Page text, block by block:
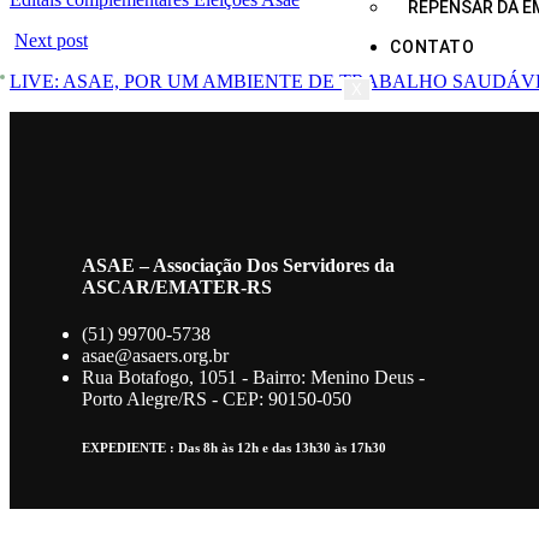
REPENSAR DA
CONTATO
Next post
LIVE: ASAE, POR UM AMBIENTE DE TRABALHO
ASAE – Associação Dos Servidores da
ASCAR/EMATER-RS
(51) 99700-5738
asae@asaers.org.br
Rua Botafogo, 1051 - Bairro: Menino Deus -
Porto Alegre/RS - CEP: 90150-050
EXPEDIENTE : Das 8h às 12h e das 13h30 às 17h30